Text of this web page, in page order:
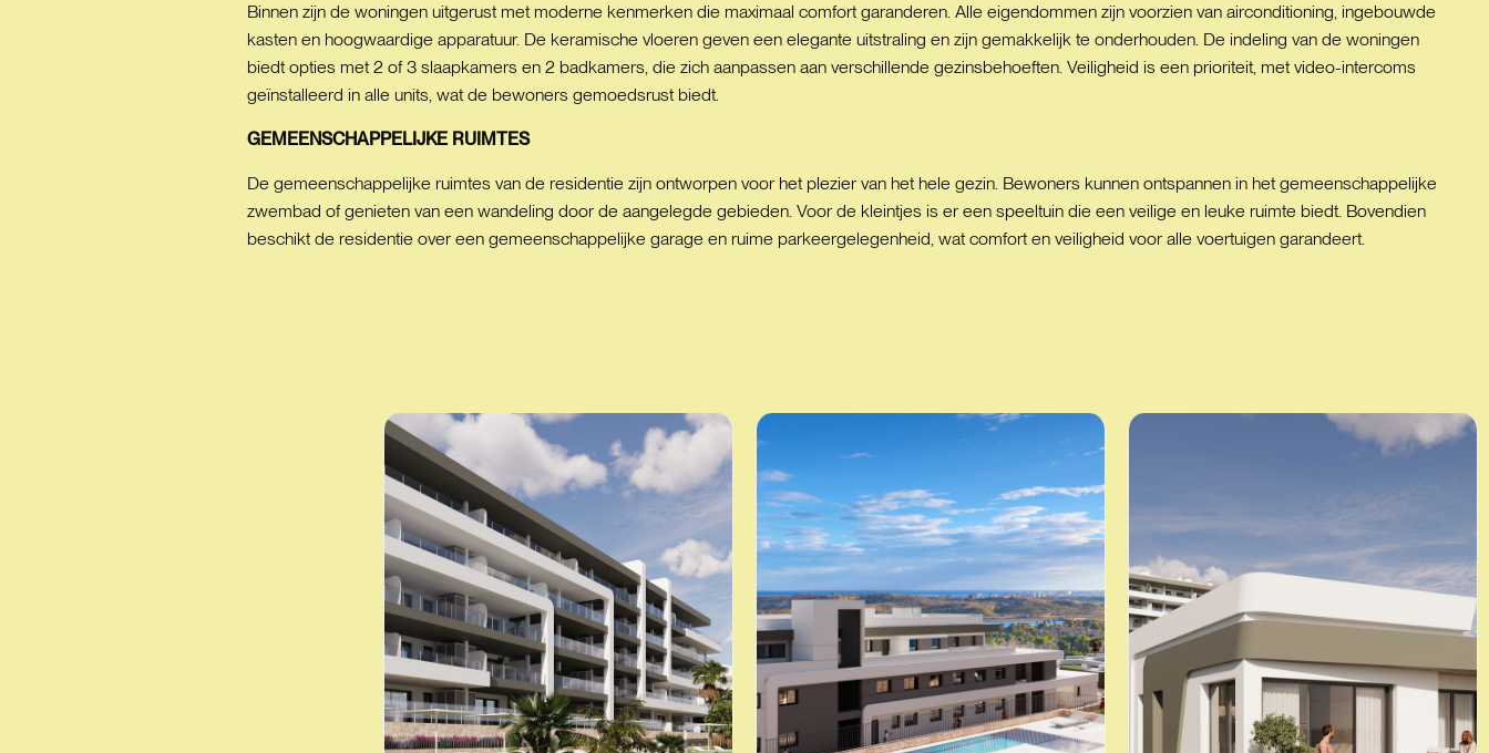
Binnen zijn de woningen uitgerust met moderne kenmerken die maximaal comfort garanderen. Alle eigendommen zijn voorzien van airconditioning, ingebouwde
kasten en hoogwaardige apparatuur. De keramische vloeren geven een elegante uitstraling en zijn gemakkelijk te onderhouden. De indeling van de woningen
biedt opties met 2 of 3 slaapkamers en 2 badkamers, die zich aanpassen aan verschillende gezinsbehoeften. Veiligheid is een prioriteit, met video-intercoms
geïnstalleerd in alle units, wat de bewoners gemoedsrust biedt.
GEMEENSCHAPPELIJKE RUIMTES
De gemeenschappelijke ruimtes van de residentie zijn ontworpen voor het plezier van het hele gezin. Bewoners kunnen ontspannen in het gemeenschappelijke
zwembad of genieten van een wandeling door de aangelegde gebieden. Voor de kleintjes is er een speeltuin die een veilige en leuke ruimte biedt. Bovendien
beschikt de residentie over een gemeenschappelijke garage en ruime parkeergelegenheid, wat comfort en veiligheid voor alle voertuigen garandeert.